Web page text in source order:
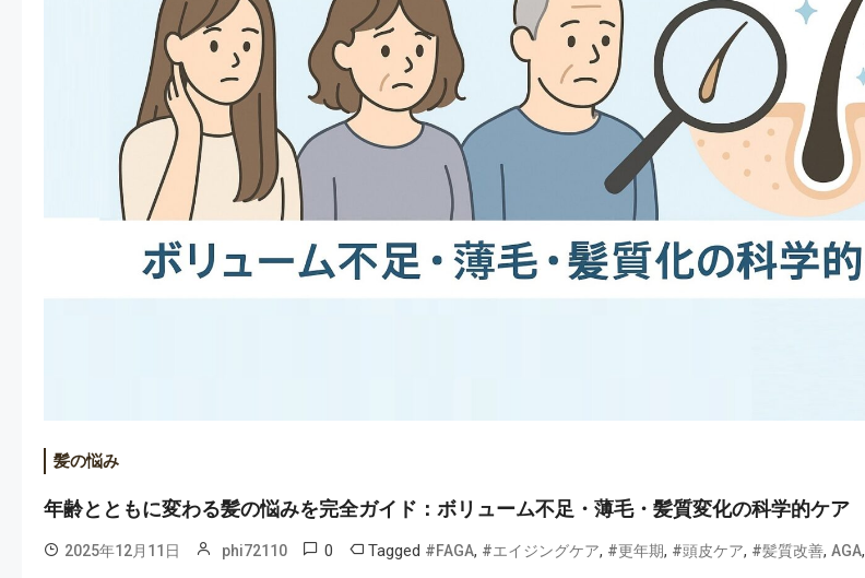
髪の悩み
年齢とともに変わる髪の悩みを完全ガイド：ボリューム不足・薄毛・髪質変化の科学的ケア
2025年12月11日 phi72110 0 Tagged #FAGA, #エイジングケア, #更年期, #頭皮ケア, #髪質改善, AGA,